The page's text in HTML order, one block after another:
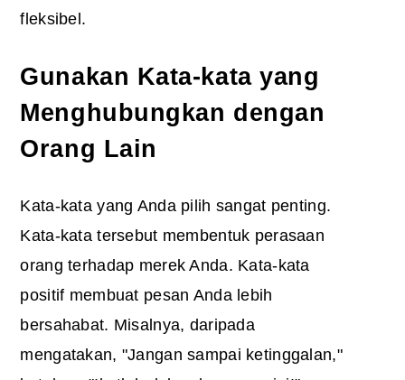
fleksibel.
Gunakan Kata-kata yang
Menghubungkan dengan
Orang Lain
Kata-kata yang Anda pilih sangat penting.
Kata-kata tersebut membentuk perasaan
orang terhadap merek Anda. Kata-kata
positif membuat pesan Anda lebih
bersahabat. Misalnya, daripada
mengatakan, "Jangan sampai ketinggalan,"